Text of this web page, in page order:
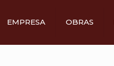
EMPRESA OBRAS